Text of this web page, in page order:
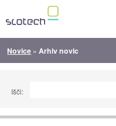
Novice » Arhiv novic
Išči: